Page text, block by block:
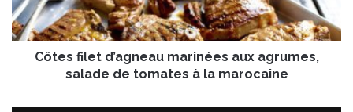
e
t
t
i
l
e
a
Côtes filet d’agneau marinées aux agrumes,
salade de tomates à la marocaine